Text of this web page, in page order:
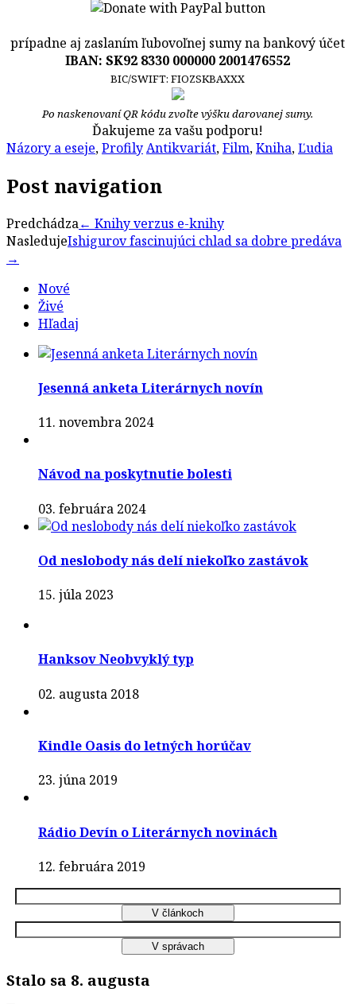
prípadne aj zaslaním ľubovoľnej sumy na bankový účet
IBAN: SK92 8330 000000 2001476552
BIC/SWIFT: FIOZSKBAXXX
Po naskenovaní QR kódu zvoľte výšku darovanej sumy.
Ďakujeme za vašu podporu!
Názory a eseje,ProfilyAntikvariát,Film,Kniha,Ľudia
Post navigation
Predchádza← Knihy verzus e-knihy
NasledujeIshigurov fascinujúci chlad sa dobre predáva
→
Nové
Živé
Hľadaj
Jesenná anketa Literárnych novín
11. novembra 2024
Návod na poskytnutie bolesti
03. februára 2024
Od neslobody nás delí niekoľko zastávok
15. júla 2023
Hanksov Neobvyklý typ
02. augusta 2018
Kindle Oasis do letných horúčav
23. júna 2019
Rádio Devín o Literárnych novinách
12. februára 2019
Stalo sa 8. augusta